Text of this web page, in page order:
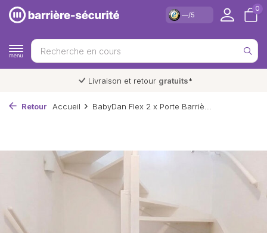
—/5
0
Livraison et retour gratuits*
Retour Accueil BabyDan Flex 2 x Porte Barriè...